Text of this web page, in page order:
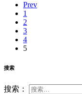
Prev
1
2
3
4
5
搜索
搜索：